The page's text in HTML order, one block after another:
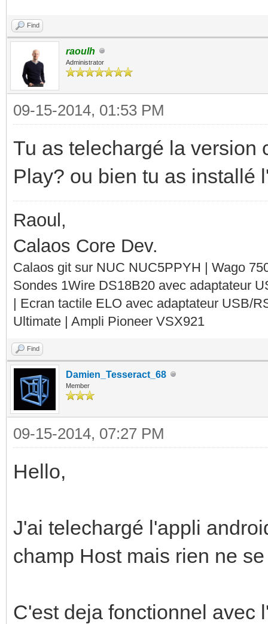
Find
raoulh
Administrator
09-15-2014, 01:53 PM
Tu as telechargé la version
Play? ou bien tu as installé
Raoul,
Calaos Core Dev.
Calaos git sur NUC NUC5PPYH | Wago
Sondes 1Wire DS18B20 avec adaptateur
| Ecran tactile ELO avec adaptateur USB/
Ultimate | Ampli Pioneer VSX921
Find
Damien_Tesseract_68
Member
09-15-2014, 07:27 PM
Hello,
J'ai telechargé l'appli
champ Host mais rien ne
C'est deja fonctionnel avec